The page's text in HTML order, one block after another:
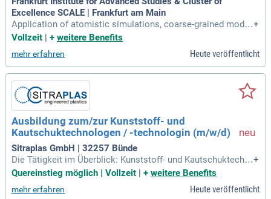
Excellence SCALE | Frankfurt am Main
Application of atomistic simulations, coarse-grained model
ing, RNA folding prediction, RNA-protein and RNA-small mol
inference to investigate RNA structure, function, transport, a
nd regulatory
+
Vollzeit | + weitere Benefits
mehr erfahren Heute veröffentlicht
Ausbildung zum/zur Kunststoff- und
Kautschuktechnologen / -technologin (m/w/d)
Sitraplas GmbH | 32257 Bünde
Die Tätigkeit im Überblick: Kunststoff- und Kautschuktechn
ologen/ -technologin, Fachrichtung Compound- und Masterb
eiteren Werk- bzw.
+
Quereinstieg möglich | Vollzeit
+ weitere Benefits
mehr erfahren Heute veröffentlicht